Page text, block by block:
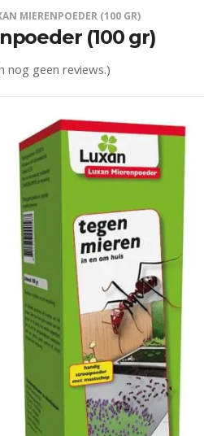
MIERENPOEDER (100 GR)
(100 gr)
nog geen reviews.)